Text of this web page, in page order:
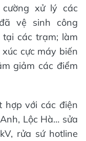
xử lý các
vệ sinh công
các trạm; làm
cực máy biến
giảm các điểm
hợp với các điện
Lộc Hà… sửa
rửa sứ hotline